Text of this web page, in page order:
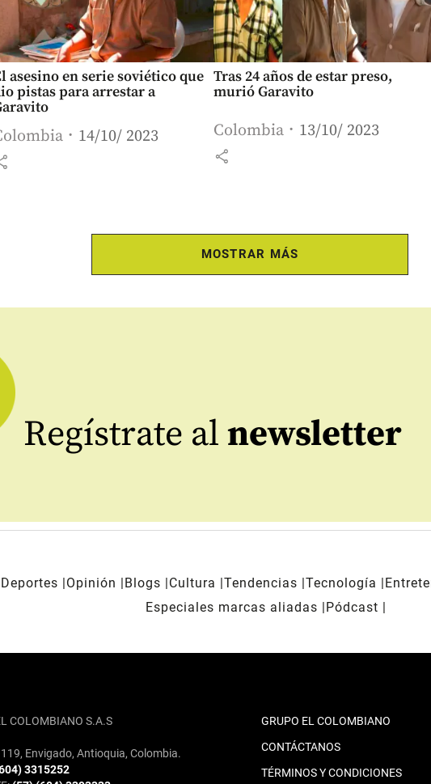
asesino en serie soviético que
pistas para arrestar a
14/10/ 2023
Tras 24 años de estar preso,
murió Garavito
Colombia 13/10/ 2023
share
MOSTRAR MÁS
Regístrate al newsletter
Deportes Opinión Blogs Cultura Tendencias Tecnología
Especiales marcas aliadas
Pódcast
COLOMBIANO S.A.S
Envigado, Antioquia, Colombia.
3315252
GRUPO EL COLOMBIANO
CONTÁCTANOS
TÉRMINOS Y CONDICIONES